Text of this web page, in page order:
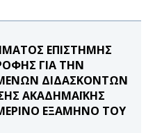
ΕΠΙΣΤΗΜΗΣ
ΓΙΑ ΤΗΝ
ΔΙΔΑΣΚΟΝΤΩΝ
ΑΚΑΔΗΜΑΪΚΗΣ
ΕΞΑΜΗΝΟ ΤΟΥ